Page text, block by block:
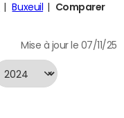
Buxeuil
Comparer
Mise à jour le 07/11/25